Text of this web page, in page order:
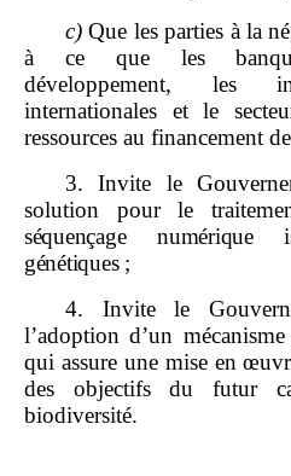
c) Que les parties à la
à ce que les
développement, les
internationales et le
ressources au financement
3. Invite le
solution pour le
séquençage numérique
génétiques ;
4. Invite le
l’adoption d’un
qui assure une mise en
des objectifs du futur
biodiversité.